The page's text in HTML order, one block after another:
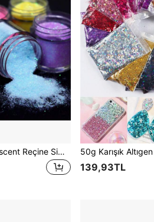
6 Şişe Parlak İridescent Reçine Simli Dolgu Malzemesi, Parıltılı Epoksi Reçine Pigment Tozu, Kendin Yap El Sanatları, Mücevher, Epoksi Reçine Çalkalayıcı Dolgu
139,93TL